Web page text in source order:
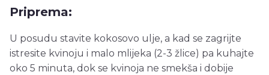
Priprema:
U posudu stavite kokosovo ulje, a kad se zagrijte
istresite kvinoju i malo mlijeka (2-3 žlice) pa kuhajte
oko 5 minuta, dok se kvinoja ne smekša i dobije